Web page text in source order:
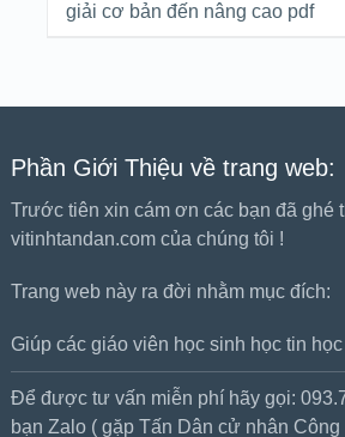
giải cơ bản đến nâng cao pdf
Phần Giới Thiệu về trang web:
Trước tiên xin cám ơn các bạn đã ghé
vitinhtandan.com của chúng tôi !
Trang web này ra đời nhằm mục đích:
Giúp các giáo viên học sinh học tin
Để được tư vấn miễn phí hãy gọi:
bạn Zalo ( gặp Tấn Dân cử nhân